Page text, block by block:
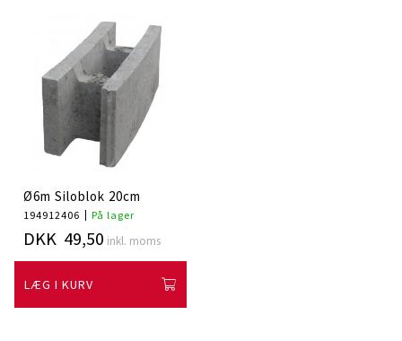
Ø6m Siloblok 20cm
194912406 På lager
DKK 49,50 inkl. moms
LÆG I KURV